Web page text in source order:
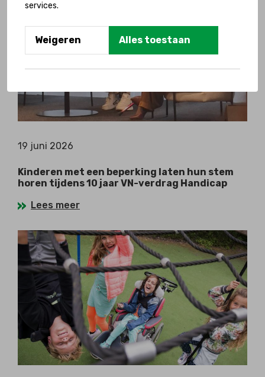
services.
Weigeren Alles toestaan
19 juni 2026
Kinderen met een beperking laten hun stem
horen tijdens 10 jaar VN-verdrag Handicap
Lees meer